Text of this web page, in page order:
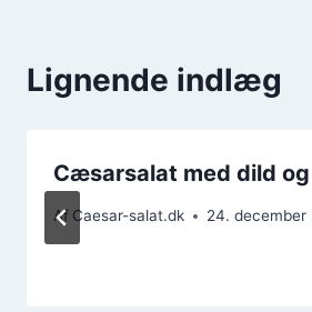
Lignende indlæg
Cæsarsalat med dild
Af Caesar-salat.dk 24. december